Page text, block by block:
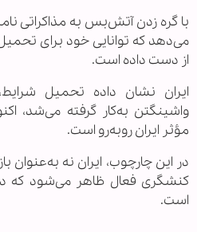
با گره زدن آتش‌بس به مذاکراتی
می‌دهد که توانایی خود برای
از دست داده است.
ایران نشان داده تحمیل
واشینگتن به‌کار گرفته می‌شد،
مؤثر ایران روبه‌رو است.
در این چارچوب، ایران نه به‌عنوان
کنشگری فعال ظاهر می‌شود که
است.